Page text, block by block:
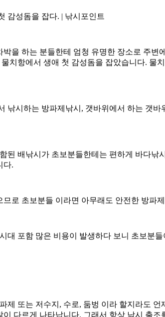
감성돔을 잡다. | 낚시포인트
을 하는 분들한테 엄청 유명한 장소로 주
치항에서 생애 첫 감성돔을 잡았습니다. 물
시하는 방파제낚시, 갯바위에서 하는 갯
배낚시가 초보분들한테는 편하게 바다낚
다.
로 초보분들 이라면 아무래도 안전한 방파
대 포함 많은 비용이 발생하다 보니 초보분
또는 저수지, 수로, 둠벙 이라 할지라도
다르게 나타납니다. 그래서 항상 낚시 출